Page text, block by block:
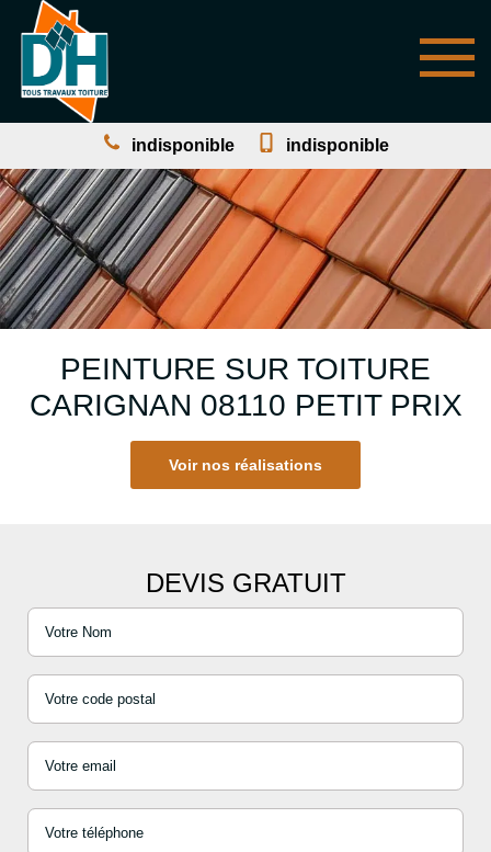
indisponible indisponible
PEINTURE SUR TOITURE
CARIGNAN 08110 PETIT PRIX
Voir nos réalisations
DEVIS GRATUIT